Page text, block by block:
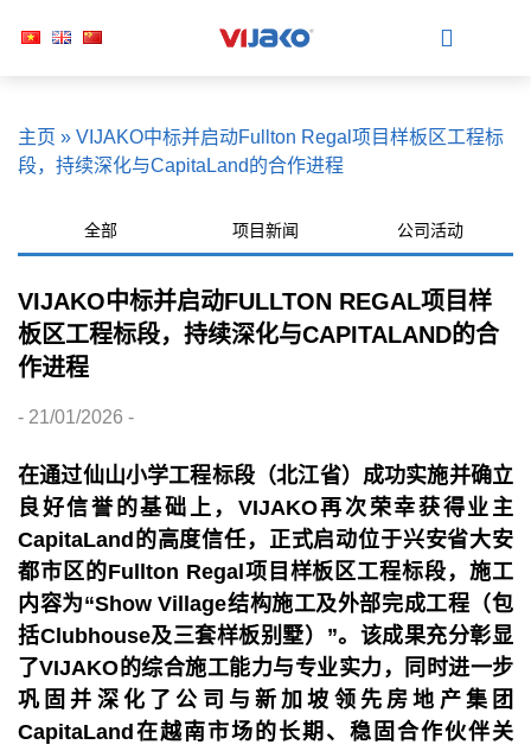
主页 » VIJAKO中标并启动Fullton Regal项目样板区工程标
段，持续深化与CapitaLand的合作进程
全部 项目新闻 公司活动
VIJAKO中标并启动FULLTON REGAL项目样
板区工程标段，持续深化与CAPITALAND的合
作进程
- 21/01/2026 -
在通过仙山小学工程标段（北江省）成功实施并确立
良好信誉的基础上， VIJAKO再次荣幸获得业主
CapitaLand 的高度信任，正式启动位于兴安省大安
都市区的Fullton Regal 项目样板区工程标段，施工
内容为“Show Village结构施工及外部完成工程（包
括Clubhouse及三套样板别墅）”。该成果充分彰显
了VIJAKO 的综合施工能力与专业实力，同时进一步
巩固并深化了公司与新加坡领先房地产集团
CapitaLand 在越南市场的长期、稳固合作伙伴关